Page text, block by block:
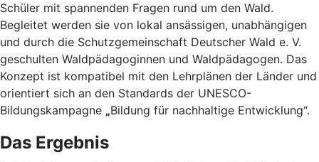
Schüler mit spannenden Fragen rund um den Wald.
Begleitet werden sie von lokal ansässigen, unabhängigen
und durch die Schutzgemeinschaft Deutscher Wald e. V.
geschulten Waldpädagoginnen und Waldpädagogen. Das
Konzept ist kompatibel mit den Lehrplänen der Länder und
orientiert sich an den Standards der UNESCO-
Bildungskampagne „Bildung für nachhaltige Entwicklung“.
Das Ergebnis